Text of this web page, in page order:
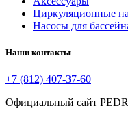
Циркуляционные
Насосы для
Наши контакты
+7 (812) 407-37-60
Официальный сайт